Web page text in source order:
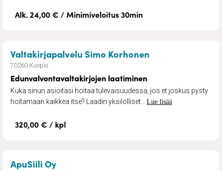
Alk. 24,00 € / Minimiveloitus 30min
Valtakirjapalvelu Simo Korhonen
70260 Kuopio
Edunvalvontavaltakirjojen laatiminen
Kuka sinun asioitasi hoitaa tulevaisuudessa, jos et joskus pysty
hoitamaan kaikkea itse? Laadin yksilölliset... Lue lisää
320,00 € / kpl
ApuSiili Oy– Kauppa- ja asiointiapu